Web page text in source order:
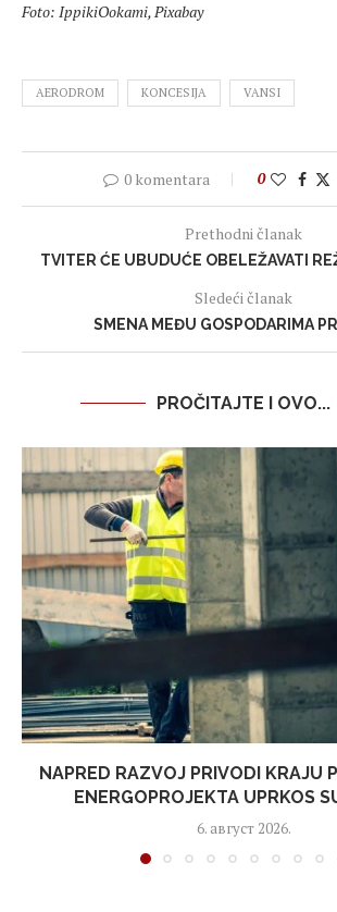
Foto: IppikiOokami, Pixabay
AERODROM KONCESIJA VANSI
0 komentara 0
Prethodni članak
TVITER ĆE UBUDUĆE OBELEŽAVATI
Sledeći članak
SMENA MEĐU GOSPODARIMA
PROČITAJTE I OVO...
NAPRED RAZVOJ PRIVODI KRAJU
ENERGOPROJEKTA UPRKOS
6. август 2026.